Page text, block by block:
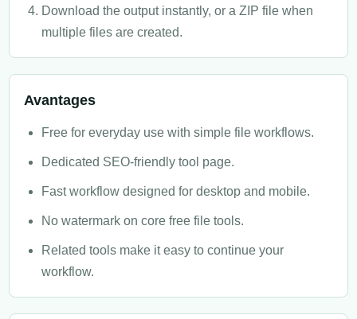
Download the output instantly, or a ZIP file when
multiple files are created.
Avantages
Free for everyday use with simple file workflows.
Dedicated SEO-friendly tool page.
Fast workflow designed for desktop and mobile.
No watermark on core free file tools.
Related tools make it easy to continue your
workflow.